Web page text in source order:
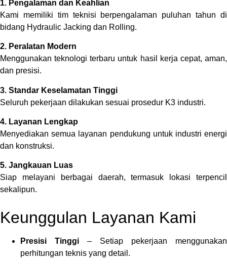
1. Pengalaman dan Keahlian
Kami memiliki tim teknisi berpengalaman puluhan tahun di
bidang Hydraulic Jacking dan Rolling.
2. Peralatan Modern
Menggunakan teknologi terbaru untuk hasil kerja cepat, aman,
dan presisi.
3. Standar Keselamatan Tinggi
Seluruh pekerjaan dilakukan sesuai prosedur K3 industri.
4. Layanan Lengkap
Menyediakan semua layanan pendukung untuk industri energi
dan konstruksi.
5. Jangkauan Luas
Siap melayani berbagai daerah, termasuk lokasi terpencil
sekalipun.
Keunggulan Layanan Kami
Presisi Tinggi – Setiap pekerjaan menggunakan
perhitungan teknis yang detail.